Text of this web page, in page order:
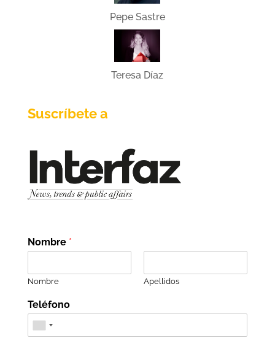
Pepe Sastre
Teresa Díaz
Suscríbete a
Nombre *
Nombre Apellidos
Teléfono